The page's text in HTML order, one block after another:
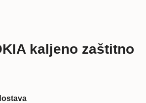
kaljeno zaštitno